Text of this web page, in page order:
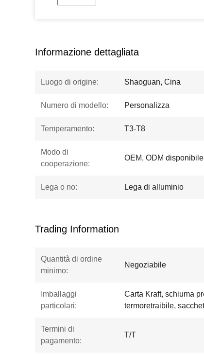
Informazione dettagliata
Luogo di origine: Shaoguan, Cina
Numero di modello: Personalizza
Temperamento: T3-T8
Modo di
cooperazione:
OEM, ODM disponibile
Lega o no: Lega di alluminio
Trading Information
Quantità di ordine
minimo:
Negoziabile
Imballaggi
particolari:
Carta Kraft, schiuma
termoretraibile,
Termini di
pagamento:
T/T